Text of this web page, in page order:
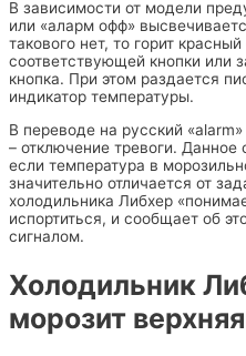
В зависимости от модели
или «аларм офф»
такового нет, то горит
соответствующей кнопки или
кнопка. При этом раздается
индикатор температуры.
В переводе на русский
– отключение тревоги.
если температура в
значительно отличается от
холодильника Либхер
испортиться, и сообщает об
сигналом.
Холодильник
морозит